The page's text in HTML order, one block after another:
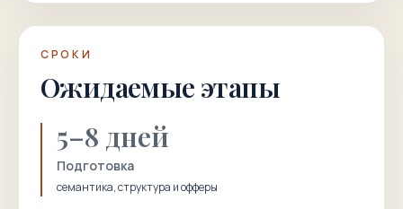
СРОКИ
Ожидаемые этапы
5–8 дней
Подготовка
семантика, структура и офферы